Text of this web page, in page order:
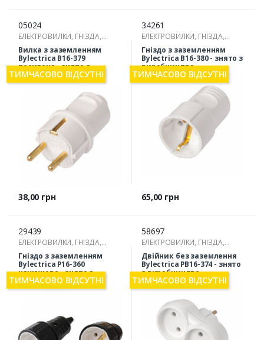
05024
ЕЛЕКТРОВИЛКИ, ГНІЗДА,
РОЗГАЛУЖУВАЧІ
Вилка з заземленням
Bylectrica В16-379
посилена - знято з
виробництва
Ціна
38,00 грн
ТИМЧАСОВО ВІДСУТНІ
34261
ЕЛЕКТРОВИЛКИ, ГНІЗДА,
РОЗГАЛУЖУВАЧІ
Гніздо з заземленням
Bylectrica В16-380 - знято з
виробництва
Ціна
65,00 грн
ТИМЧАСОВО ВІДСУТНІ
29439
ЕЛЕКТРОВИЛКИ, ГНІЗДА,
РОЗГАЛУЖУВАЧІ
Гніздо з заземленням
Bylectrica Р16-360
каучукове - знято з
виробництва
ТИМЧАСОВО ВІДСУТНІ
58697
ЕЛЕКТРОВИЛКИ, ГНІЗДА,
РОЗГАЛУЖУВАЧІ
Двійник без заземлення
Bylectrica РВ16-374 - знято
з виробництва
ТИМЧАСОВО ВІДСУТНІ